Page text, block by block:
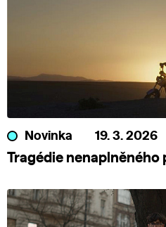
Novinka 19. 3. 2026
Tragédie nenaplněného